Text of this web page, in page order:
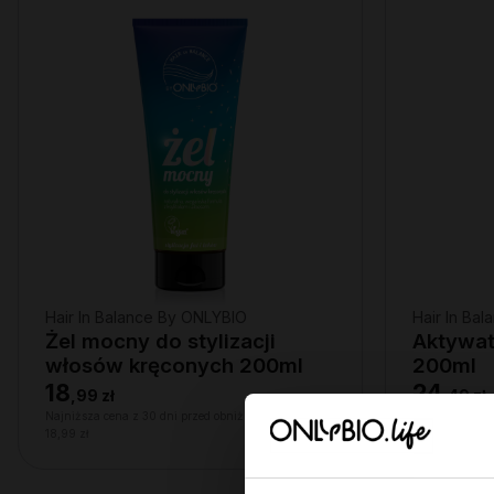
Żel mocny do stylizacji
włosów kręconych 200ml
18 99 zł
200ml
24,49 zł
24,49 zł